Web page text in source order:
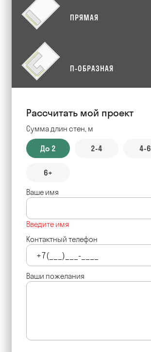
ПРЯМАЯ
П-ОБРАЗНАЯ
Рассчитать мой проект
Сумма длин стен, м
До 2 2-4 4-6
6+
Ваше имя
Введите имя
Контактный телефон
Ваши пожелания